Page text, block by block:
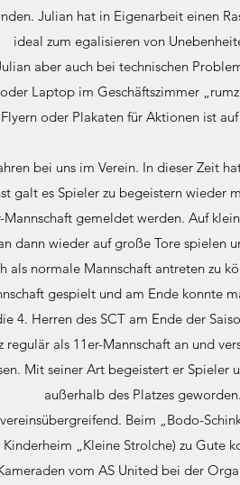
Julian hat in Eigenarbeit einen
ideal zum egalisieren von
aber auch bei technischen
Laptop im Geschäftszimmer
oder Plakaten für Aktionen ist
bei uns im Verein. In dieser Zeit
galt es Spieler zu begeistern wieder
gemeldet werden. Auf
dann wieder auf große Tore spielen
normale Mannschaft antreten zu
gespielt und am Ende konnte
4. Herren des SCT am Ende der
als 11er-Mannschaft an und
Mit seiner Art begeistert er Spieler
außerhalb des Platzes geworden.
Beim „Bodo-
„Kleine Strolche) zu Gute
vom AS United bei der